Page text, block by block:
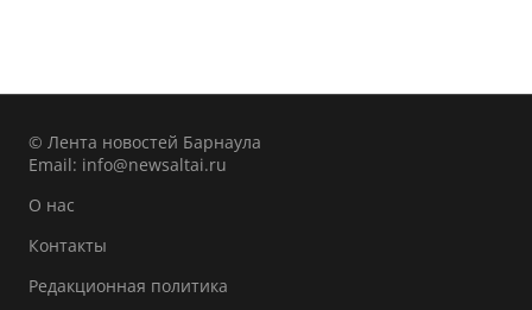
© Лента новостей Барнаула
Email: info@newsaltai.ru
О нас
Контакты
Редакционная политика